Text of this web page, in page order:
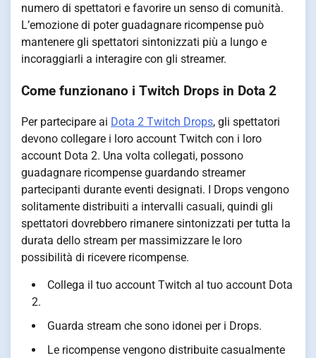
numero di spettatori e favorire un senso di comunità.
L’emozione di poter guadagnare ricompense può
mantenere gli spettatori sintonizzati più a lungo e
incoraggiarli a interagire con gli streamer.
Come funzionano i Twitch Drops in Dota 2
Per partecipare ai Dota 2 Twitch Drops, gli spettatori
devono collegare i loro account Twitch con i loro
account Dota 2. Una volta collegati, possono
guadagnare ricompense guardando streamer
partecipanti durante eventi designati. I Drops vengono
solitamente distribuiti a intervalli casuali, quindi gli
spettatori dovrebbero rimanere sintonizzati per tutta la
durata dello stream per massimizzare le loro
possibilità di ricevere ricompense.
Collega il tuo account Twitch al tuo account Dota
2.
Guarda stream che sono idonei per i Drops.
Le ricompense vengono distribuite casualmente